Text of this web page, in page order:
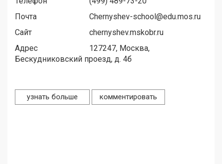
Почта
Chernyshev-school@edu.mos.ru
Сайт
chernyshev.mskobr.ru
Адрес
127247, Москва,
Бескудниковский проезд, д. 4б
узнать больше комментировать